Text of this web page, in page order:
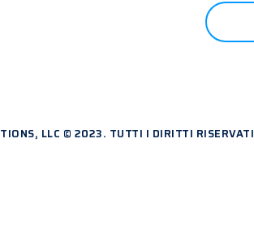
LLC © 2023. TUTTI I DIRITTI RISERVATI